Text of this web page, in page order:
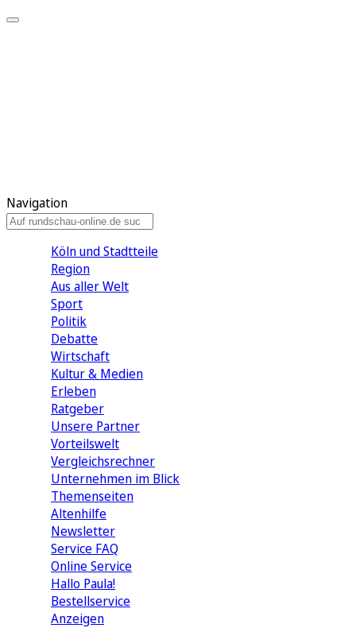
Navigation
Köln und Stadtteile
Region
Aus aller Welt
Sport
Politik
Debatte
Wirtschaft
Kultur & Medien
Erleben
Ratgeber
Unsere Partner
Vorteilswelt
Vergleichsrechner
Unternehmen im Blick
Themenseiten
Altenhilfe
Newsletter
Service FAQ
Online Service
Hallo Paula!
Bestellservice
Anzeigen